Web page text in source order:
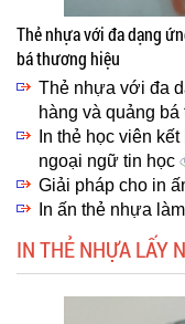
Thẻ nhựa với đa dạng
bá thương hiệu
Thẻ nhựa với đa
hàng và quảng
In thẻ học viên
ngoại ngữ tin học
Giải pháp cho in
In ấn thẻ nhựa
IN THẺ NHỰA LẤY